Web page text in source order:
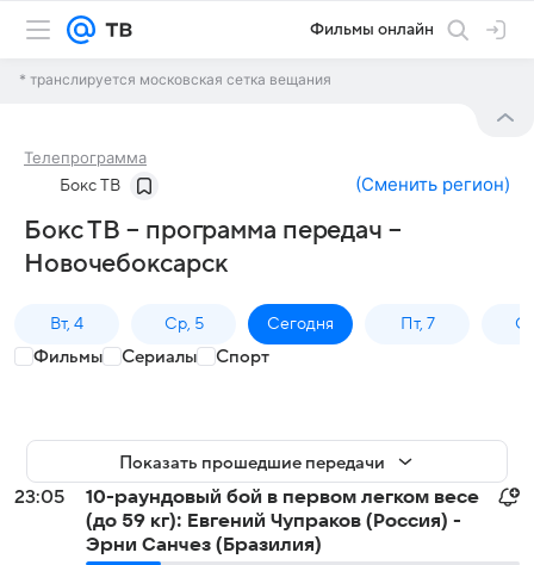
Фильмы онлайн
* транслируется московская сетка вещания
Телепрограмма
Бокс ТВ (Сменить регион)
Бокс ТВ – программа передач –
Новочебоксарск
Вт, 4 Ср, 5 Сегодня Пт, 7
Фильмы Сериалы Спорт
Показать прошедшие передачи
23:05
10-раундовый бой в первом легком весе
(до 59 кг): Евгений Чупраков (Россия) -
Эрни Санчез (Бразилия)